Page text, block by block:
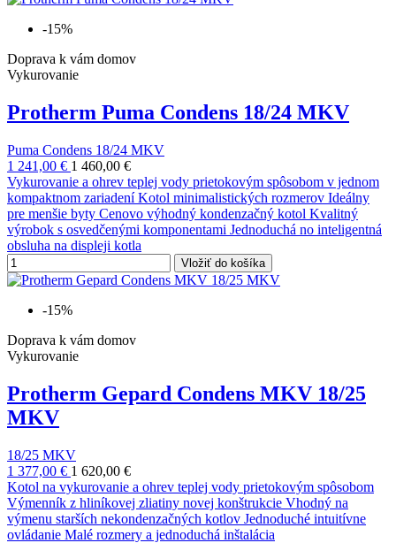
-15%
Doprava k vám domov
Vykurovanie
Protherm Puma Condens 18/24 MKV
Puma Condens 18/24 MKV
1 241,00 € 1 460,00 €
Vykurovanie a ohrev teplej vody prietokovým spôsobom v jednom
kompaktnom zariadení Kotol minimalistických rozmerov Ideálny
pre menšie byty Cenovo výhodný kondenzačný kotol Kvalitný
výrobok s osvedčenými komponentami Jednoduchá no inteligentná
obsluha na displeji kotla
Vložiť do košíka
-15%
Doprava k vám domov
Vykurovanie
Protherm Gepard Condens MKV 18/25
MKV
18/25 MKV
1 377,00 € 1 620,00 €
Kotol na vykurovanie a ohrev teplej vody prietokovým spôsobom
Výmenník z hliníkovej zliatiny novej konštrukcie Vhodný na
výmenu starších nekondenzačných kotlov Jednoduché intuitívne
ovládanie Malé rozmery a jednoduchá inštalácia